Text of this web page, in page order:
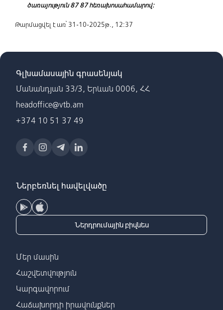
ծառայություն 87 87 հեռախոսահամարով:
Թարմացվել է առ՝ 31-10-2025թ., 12:37
Գլխամասային գրասենյակ
Մանանդյան 33/3, Երևան 0006, ՀՀ
headoffice@vtb.am
+374 10 51 37 49
Ներբեռնել հավելվածը
Ներդրումային բիզնես
Մեր մասին
Հաշվետվություն
Կարգավորում
Հաճախորդի իրավունքներ